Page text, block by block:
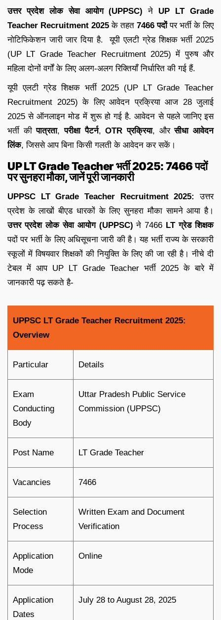
उत्तर प्रदेश लोक सेवा आयोग (UPPSC) ने UP LT Grade
Teacher Recruitment 2025 के तहत 7466 पदोंपर भर्ती के लिए
नोटिफिकेशन जारी जार दिया है. यूपी एलटी ग्रेड शिक्षक भर्ती 2025
(UP LT Grade Teacher Recruitment 2025) में पुरुष और
महिला दोनों वर्गों के लिए अलग-अलग रिक्तियाँ निर्धारित की गई हैं.
यूपी एलटी ग्रेड शिक्षक भर्ती 2025 (UP LT Grade Teacher
Recruitment 2025) के लिए आवेदन प्रक्रिया आज 28 जुलाई
2025 से ऑनलाइन मोड में शुरू हो गई है. आवेदन से पहले जानिए इस
भर्ती कीपात्रता,परीक्षा पैटर्न,OTR प्रक्रिया, औरसीधा आवेदन
लिंक, जिससे आप बिना किसी गलती के आवेदन कर सकें।
UP LT Grade Teacher भर्ती 2025: 7466 पदों
पर सुनहरा मौका, जानें पूरी जानकारी
UPPSC LT Grade Teacher Recruitment 2025:
उत्तर
प्रदेश के लाखों बीएड धारकों के लिए सुनहरा मौका सामने आया है।
उत्तर प्रदेश लोक सेवा आयोग (UPPSC) ने 7466 LT ग्रेड शिक्षक
पदों पर भर्ती के लिए अधिसूचना जारी की है। यह भर्ती राज्य के सरकारी
स्कूलों में विषयवार शिक्षकों की नियुक्ति के लिए की जा रही है। नीचे दी
टेबल में आप UP LT Grade Teacher भर्ती 2025 के बारे में
जानकारी पढ़ सकते है-
UPPSC LT Grade Teacher Recruitment 2025:
Overview
Particular Details
Exam
Conducting
Body
Uttar Pradesh Public Service
Commission (UPPSC)
Post Name LT Grade Teacher
Vacancies 7466
Selection
Process
Written Exam and Document
Verification
Application
Mode
Online
Application
Dates
July 28 to August 28, 2025